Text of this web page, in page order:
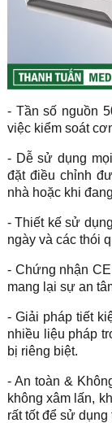
- Tần số nguồn
việc kiểm soát
- Dễ sử dụng
đặt điều chỉnh
nhà hoặc khi
- Thiết kế sử
ngày và các thói
- Chứng nhận
mang lại sự an
- Giải pháp tiết
nhiều liệu pháp
bị riêng biệt.
- An toàn &
không xâm lấn,
rất tốt để sử